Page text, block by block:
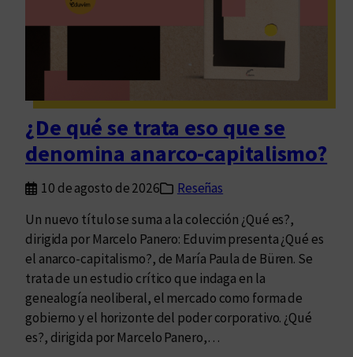
i
o
v
i
r
u
a
l
:
l
a
L
¿De qué se trata eso que se
denomina anarco-capitalismo?
10 de agosto de 2026
Reseñas
Un nuevo título se suma a la colección ¿Qué es?,
dirigida por Marcelo Panero: Eduvim presenta ¿Qué es
el anarco-capitalismo?, de María Paula de Büren. Se
trata de un estudio crítico que indaga en la
genealogía neoliberal, el mercado como forma de
gobierno y el horizonte del poder corporativo. ¿Qué
es?, dirigida por Marcelo Panero,…